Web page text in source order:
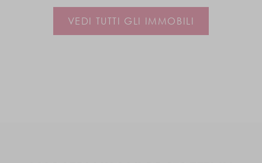
VEDI TUTTI GLI IMMOBILI